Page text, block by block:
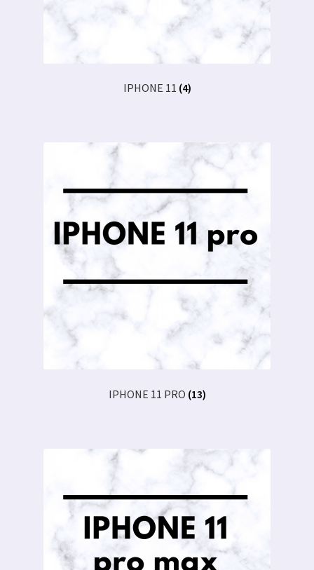
IPHONE 11 (4)
IPHONE 11 PRO (13)